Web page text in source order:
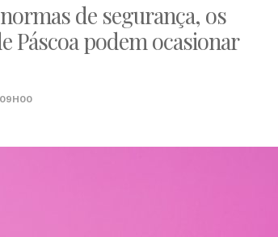
de segurança, os
Páscoa podem ocasionar
09H00